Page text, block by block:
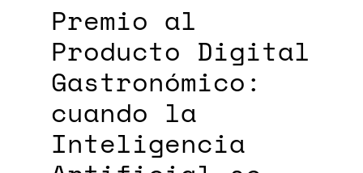
Premio al
Producto Digital
Gastronómico:
cuando la
Inteligencia